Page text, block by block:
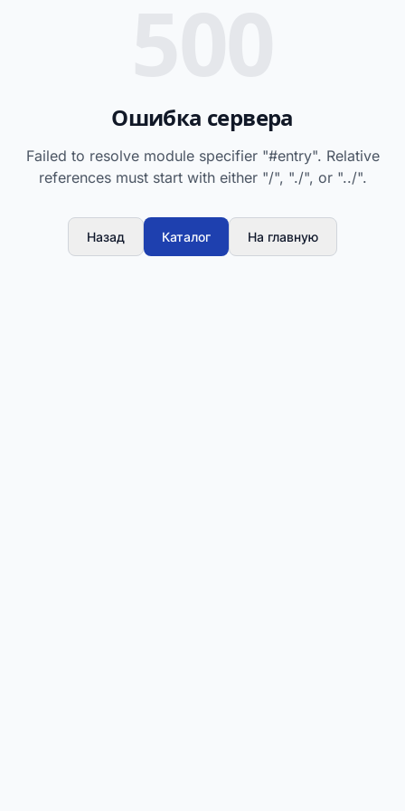
Ошибка сервера
Failed to resolve module specifier "#entry". Relative
references must start with either "/", "./", or "../".
Назад Каталог На главную